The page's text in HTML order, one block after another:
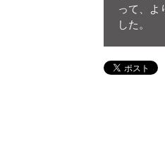
って、よ
した。